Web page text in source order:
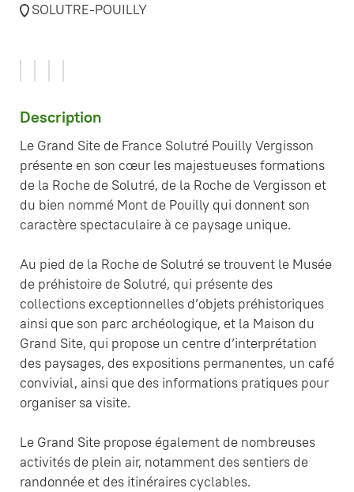
SOLUTRE-POUILLY
Description
Le Grand Site de France Solutré Pouilly Vergisson
présente en son cœur les majestueuses formations
de la Roche de Solutré, de la Roche de Vergisson et
du bien nommé Mont de Pouilly qui donnent son
caractère spectaculaire à ce paysage unique.
Au pied de la Roche de Solutré se trouvent le Musée
de préhistoire de Solutré, qui présente des
collections exceptionnelles d’objets préhistoriques
ainsi que son parc archéologique, et la Maison du
Grand Site, qui propose un centre d’interprétation
des paysages, des expositions permanentes, un café
convivial, ainsi que des informations pratiques pour
organiser sa visite.
Le Grand Site propose également de nombreuses
activités de plein air, notamment des sentiers de
randonnée et des itinéraires cyclables.